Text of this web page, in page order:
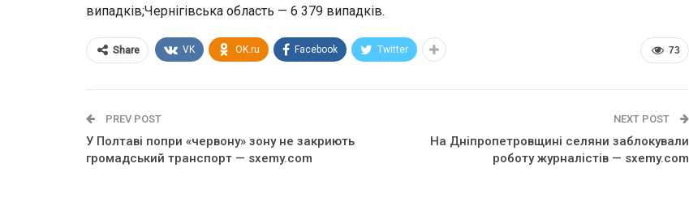
випадків;Чернігівська область — 6 379 випадків.
73
Share VK OK.ru Facebook Twitter
PREV POST
У Полтаві попри «червону» зону не закриють
громадський транспорт — sxemy.com
NEXT POST
На Дніпропетровщині селяни заблокували
роботу журналістів — sxemy.com